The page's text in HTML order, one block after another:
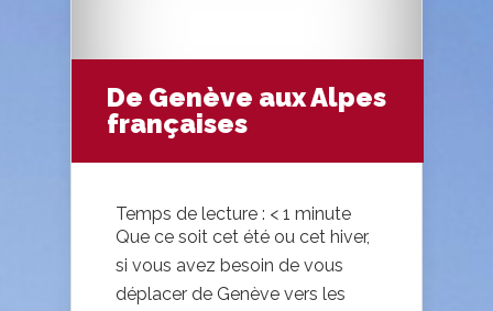
De Genève aux Alpes
françaises
Temps de lecture : < 1 minute
Que ce soit cet été ou cet hiver,
si vous avez besoin de vous
déplacer de Genève vers les